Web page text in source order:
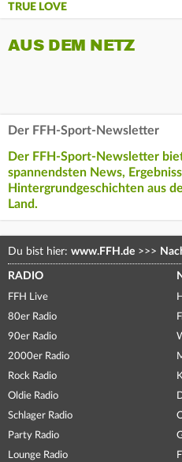
TRUE LOVE
AUS DEM NETZ
Der FFH-Sport-Newsletter
Der FFH-Sport-Newsletter
spannendsten News,
Hintergrundgeschichten aus
Land.
Du bist hier: www.FFH.de >>>
RADIO
FFH Live
80er Radio
90er Radio
2000er Radio
Rock Radio
Oldie Radio
Schlager Radio
Party Radio
Lounge Radio